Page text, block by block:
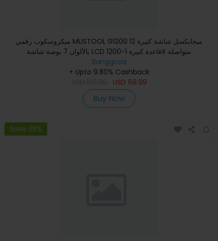
ميكروسكوب رقمي MUSTOOL G1200 12 ميجابكسل شاشة كبيرة
بالألوان 7 بوصة شاشة LCD قاعدة كبيرة 1-1200X متواصلة
Banggood
+ Upto 9.80% Cashback
USD 68.99
Buy Now
Save 38%